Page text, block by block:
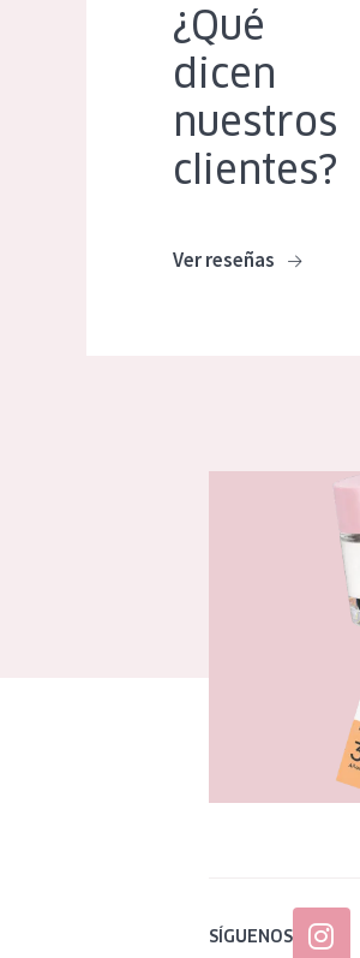
¿Qué
dicen
nuestros
clientes?
Ver reseñas
SÍGUENOS